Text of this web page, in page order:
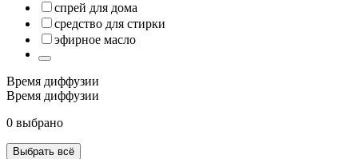
спрей для дома
средство для стирки
эфирное масло
Время диффузии
Время диффузии
0 выбрано
Выбрать всё